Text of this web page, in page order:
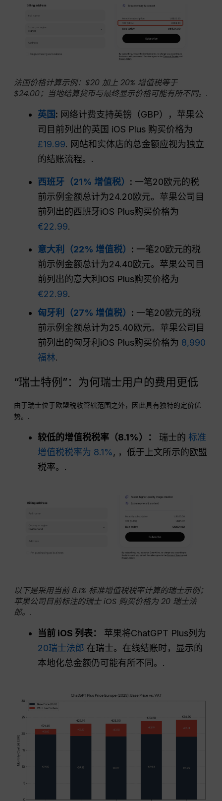
法国价格计算示例：$20 加上 20% 增值税等于
$24.00；当地结算货币与最终显示价格可能有所不同。.
英国: 网络计费支持英镑（GBP），苹果公
司目前列出的英国 iOS Plus 购买价格为
£19.99. 网站和实体店的总金额应视为独立
的结账流程。.
西班牙（21% 增值税） : 一笔20欧元的税
前示例金额总计为24.20欧元。苹果公司目
前列出的西班牙iOS Plus购买价格为
€22.99.
意大利（22% 增值税） : 一笔20欧元的税
前示例金额总计为24.40欧元。苹果公司目
前列出的意大利iOS Plus购买价格为
€22.99.
匈牙利（27% 增值税） : 一笔20欧元的税
前示例金额总计为25.40欧元。苹果公司目
前列出的匈牙利iOS Plus购买价格为 8,990
福林.
“瑞士特例”：为何瑞士用户的费用更低
由于瑞士位于欧盟税收管辖范围之外，因此具有独特的定价优
势。.
较低的增值税税率（8.1%）： 瑞士的标准
增值税税率为 8.1%, ，低于上文所示的欧盟
税率。.
以下是采用当前 8.1% 标准增值税税率计算的瑞士示例；
苹果公司目前标注的瑞士 iOS 购买价格为 20 瑞士法
郎。.
当前 iOS 列表：
苹果将ChatGPT Plus列为
20瑞士法郎 在瑞士。在线结账时，显示的
本地化总金额仍可能有所不同。.